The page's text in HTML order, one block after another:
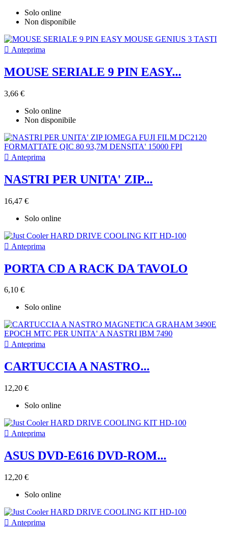
Solo online
Non disponibile
 Anteprima
MOUSE SERIALE 9 PIN EASY...
3,66 €
Solo online
Non disponibile
 Anteprima
NASTRI PER UNITA' ZIP...
16,47 €
Solo online
 Anteprima
PORTA CD A RACK DA TAVOLO
6,10 €
Solo online
 Anteprima
CARTUCCIA A NASTRO...
12,20 €
Solo online
 Anteprima
ASUS DVD-E616 DVD-ROM...
12,20 €
Solo online
 Anteprima